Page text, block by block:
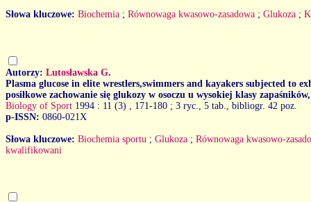
Słowa kluczowe: Biochemia ; Równowaga kwasowo-zasadowa ; Glukoza ;
Autorzy: Lutosławska G.
Plasma glucose in elite wrestlers,swimmers and kayakers subjected to
posiłkowe zachowanie się glukozy w osoczu u wysokiej klasy
Biology of Sport 1994 : 11 (3)
, 171-180 ; 3 ryc., 5 tab., bibliogr. 42 poz.
p-ISSN: 0860-021X
Słowa kluczowe: Biochemia sportu ; Glukoza ; Równowaga kwasowo-
kwalifikowani